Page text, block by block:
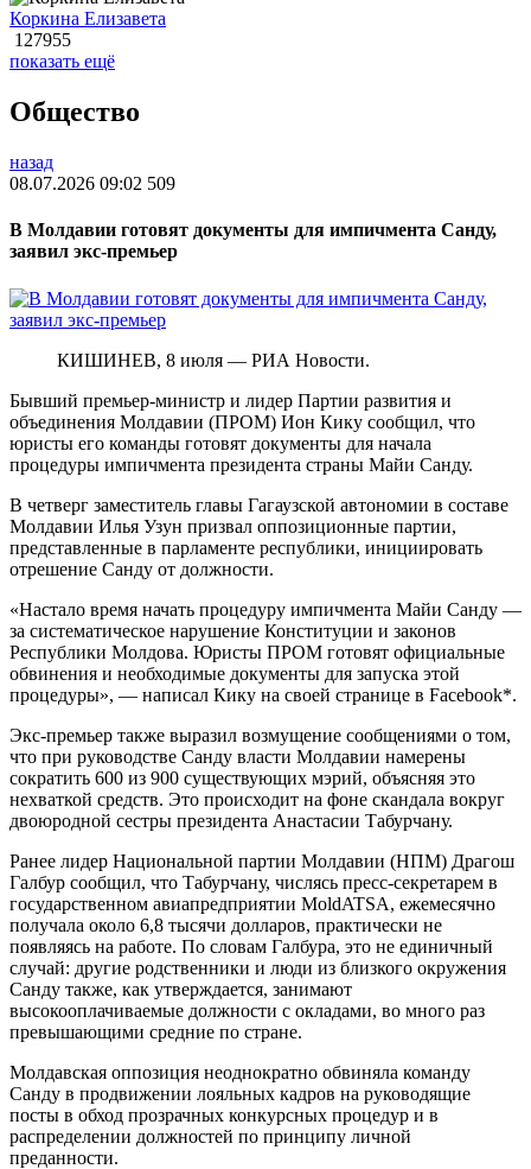
Коркина Елизавета
127955
показать ещё
Общество
назад
08.07.2026 09:02 509
В Молдавии готовят документы для импичмента Санду,
заявил экс-премьер
КИШИНЕВ, 8 июля — РИА Новости.
Бывший премьер-министр и лидер Партии развития и
объединения Молдавии (ПРОМ) Ион Кику сообщил, что
юристы его команды готовят документы для начала
процедуры импичмента президента страны Майи Санду.
В четверг заместитель главы Гагаузской автономии в составе
Молдавии Илья Узун призвал оппозиционные партии,
представленные в парламенте республики, инициировать
отрешение Санду от должности.
«Настало время начать процедуру импичмента Майи Санду —
за систематическое нарушение Конституции и законов
Республики Молдова. Юристы ПРОМ готовят официальные
обвинения и необходимые документы для запуска этой
процедуры», — написал Кику на своей странице в Facebook*.
Экс-премьер также выразил возмущение сообщениями о том,
что при руководстве Санду власти Молдавии намерены
сократить 600 из 900 существующих мэрий, объясняя это
нехваткой средств. Это происходит на фоне скандала вокруг
двоюродной сестры президента Анастасии Табурчану.
Ранее лидер Национальной партии Молдавии (НПМ) Драгош
Галбур сообщил, что Табурчану, числясь пресс-секретарем в
государственном авиапредприятии MoldATSA, ежемесячно
получала около 6,8 тысячи долларов, практически не
появляясь на работе. По словам Галбура, это не единичный
случай: другие родственники и люди из близкого окружения
Санду также, как утверждается, занимают
высокооплачиваемые должности с окладами, во много раз
превышающими средние по стране.
Молдавская оппозиция неоднократно обвиняла команду
Санду в продвижении лояльных кадров на руководящие
посты в обход прозрачных конкурсных процедур и в
распределении должностей по принципу личной
преданности.